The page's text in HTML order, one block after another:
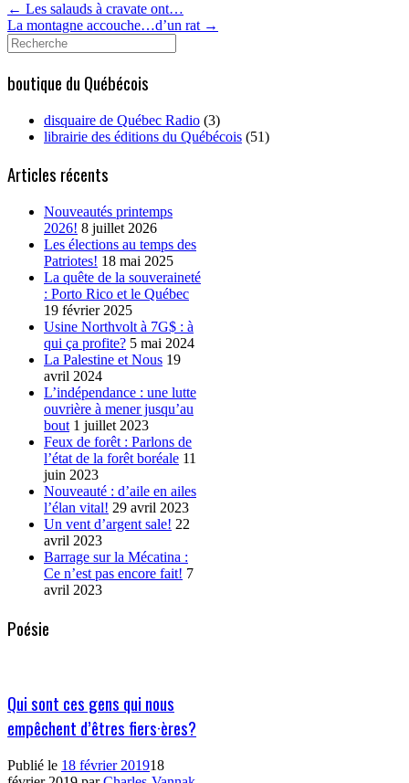
← Les salauds à cravate ont…
La montagne accouche…d’un rat →
Search
for:
boutique du Québécois
disquaire de Québec Radio (3)
librairie des éditions du Québécois (51)
Articles récents
Nouveautés printemps
2026! 8 juillet 2026
Les élections au temps des
Patriotes! 18 mai 2025
La quête de la souveraineté
: Porto Rico et le Québec
19 février 2025
Usine Northvolt à 7G$ : à
qui ça profite? 5 mai 2024
La Palestine et Nous 19
avril 2024
L’indépendance : une lutte
ouvrière à mener jusqu’au
bout 1 juillet 2023
Feux de forêt : Parlons de
l’état de la forêt boréale 11
juin 2023
Nouveauté : d’aile en ailes
l’élan vital! 29 avril 2023
Un vent d’argent sale! 22
avril 2023
Barrage sur la Mécatina :
Ce n’est pas encore fait! 7
avril 2023
Poésie
Qui sont ces gens qui nous
empêchent d’êtres fiers·ères?
Publié le 18 février 201918